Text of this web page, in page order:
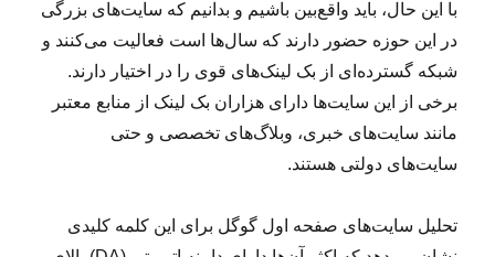
با این حال، باید واقع‌بین باشیم و بدانیم که سایت‌های بزرگی
در این حوزه حضور دارند که سال‌ها است فعالیت می‌کنند و
شبکه گسترده‌ای از بک لینک‌های قوی را در اختیار دارند.
برخی از این سایت‌ها دارای هزاران بک لینک از منابع معتبر
مانند سایت‌های خبری، وبلاگ‌های تخصصی و حتی
سایت‌های دولتی هستند.
تحلیل سایت‌های صفحه اول گوگل برای این کلمه کلیدی